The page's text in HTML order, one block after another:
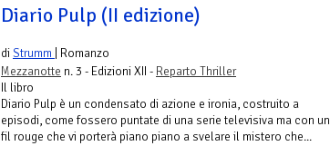
Diario Pulp (II edizione)
diStrumm
| Romanzo
Mezzanotte n. 3 - Edizioni XII - Reparto Thriller
Il libro
Diario Pulp è un condensato di azione e ironia, costruito a
episodi, come fossero puntate di una serie televisiva ma con un
fil rouge che vi porterà piano piano a svelare il mistero che...